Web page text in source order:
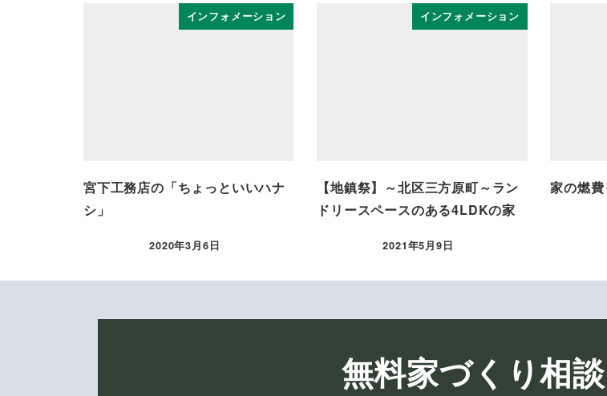
インフォメーション
宮下工務店の「ちょっといいハナ
シ」
投稿日
2020年3月6日
インフォメーション
【地鎮祭】～北区三方原町～ラン
ドリースペースのある4LDKの家
投稿日
2021年5月9日
家の燃
無料家づくり相